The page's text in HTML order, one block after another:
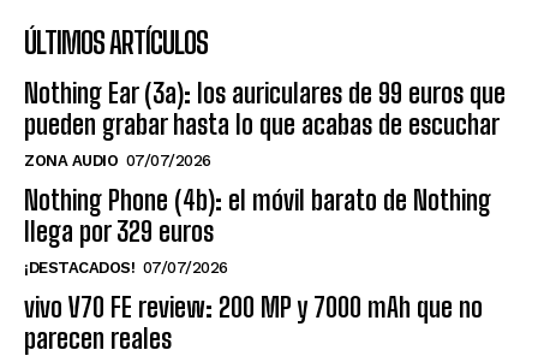
ÚLTIMOS ARTÍCULOS
Nothing Ear (3a): los auriculares de 99 euros que
pueden grabar hasta lo que acabas de escuchar
ZONA AUDIO 07/07/2026
Nothing Phone (4b): el móvil barato de Nothing
llega por 329 euros
¡DESTACADOS! 07/07/2026
vivo V70 FE review: 200 MP y 7000 mAh que no
parecen reales